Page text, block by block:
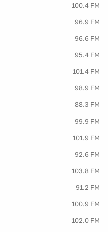
100.4 FM
96.9 FM
96.6 FM
95.4 FM
101.4 FM
98.9 FM
88.3 FM
99.9 FM
101.9 FM
92.6 FM
103.8 FM
91.2 FM
100.9 FM
102.0 FM